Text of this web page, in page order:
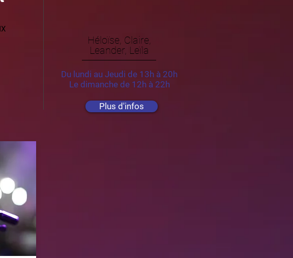
Du lundi au Jeudi de 13h à 20h
Le dimanche de 12h à 22h
Héloïse, Claire,
Leander, Leïla
Plus d'infos